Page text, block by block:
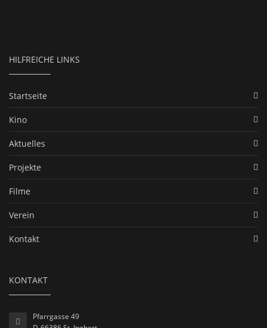
HILFREICHE LINKS
Startseite
Kino
Aktuelles
Projekte
Filme
Verein
Kontakt
KONTAKT
Pfarrgasse 49